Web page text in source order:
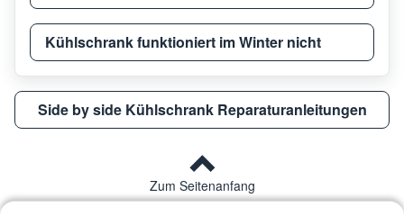
Kühlschrank funktioniert im Winter nicht
Side by side Kühlschrank Reparaturanleitungen
Zum Seitenanfang